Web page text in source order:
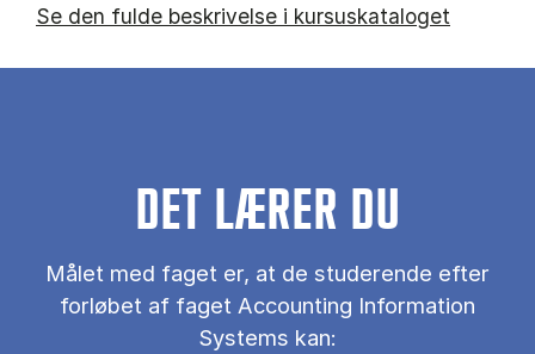
Se den fulde beskrivelse i kursuskataloget
DET LÆRER DU
Målet med faget er, at de studerende efter
forløbet af faget Accounting Information
Systems kan: